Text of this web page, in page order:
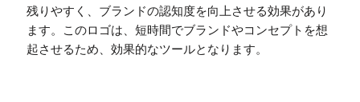
残りやすく、ブランドの認知度を向上させる効果があり
ます。このロゴは、短時間でブランドやコンセプトを想
起させるため、効果的なツールとなります。